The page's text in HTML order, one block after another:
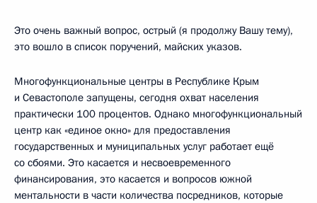
Это очень важный вопрос, острый (я продолжу Вашу тему),
это вошло в список поручений, майских указов.
Многофункциональные центры в Республике Крым
и Севастополе запущены, сегодня охват населения
практически 100 процентов. Однако многофункциональный
центр как «единое окно» для предоставления
государственных и муниципальных услуг работает ещё
со сбоями. Это касается и несвоевременного
финансирования, это касается и вопросов южной
ментальности в части количества посредников, которые